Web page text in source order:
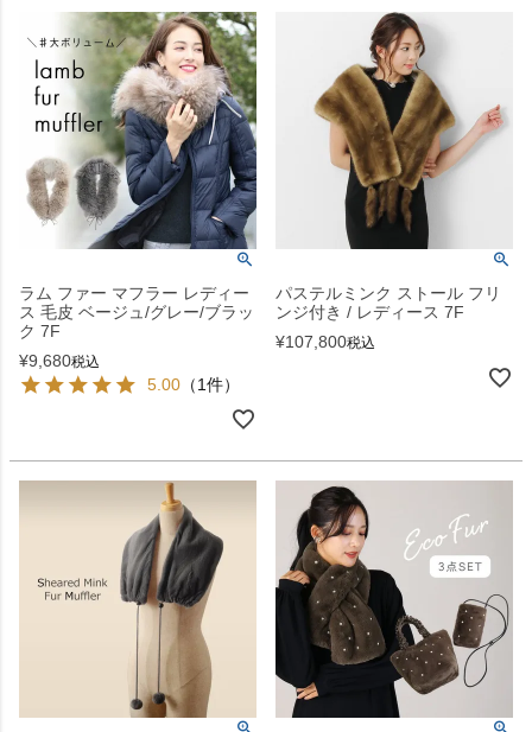
ラム ファー マフラー レディー
ス 毛皮 ベージュ/グレー/ブラッ
ク 7F
¥9,680税込
5.00 （1件）
パステルミンク ストール フリ
ンジ付き / レディース 7F
¥107,800税込